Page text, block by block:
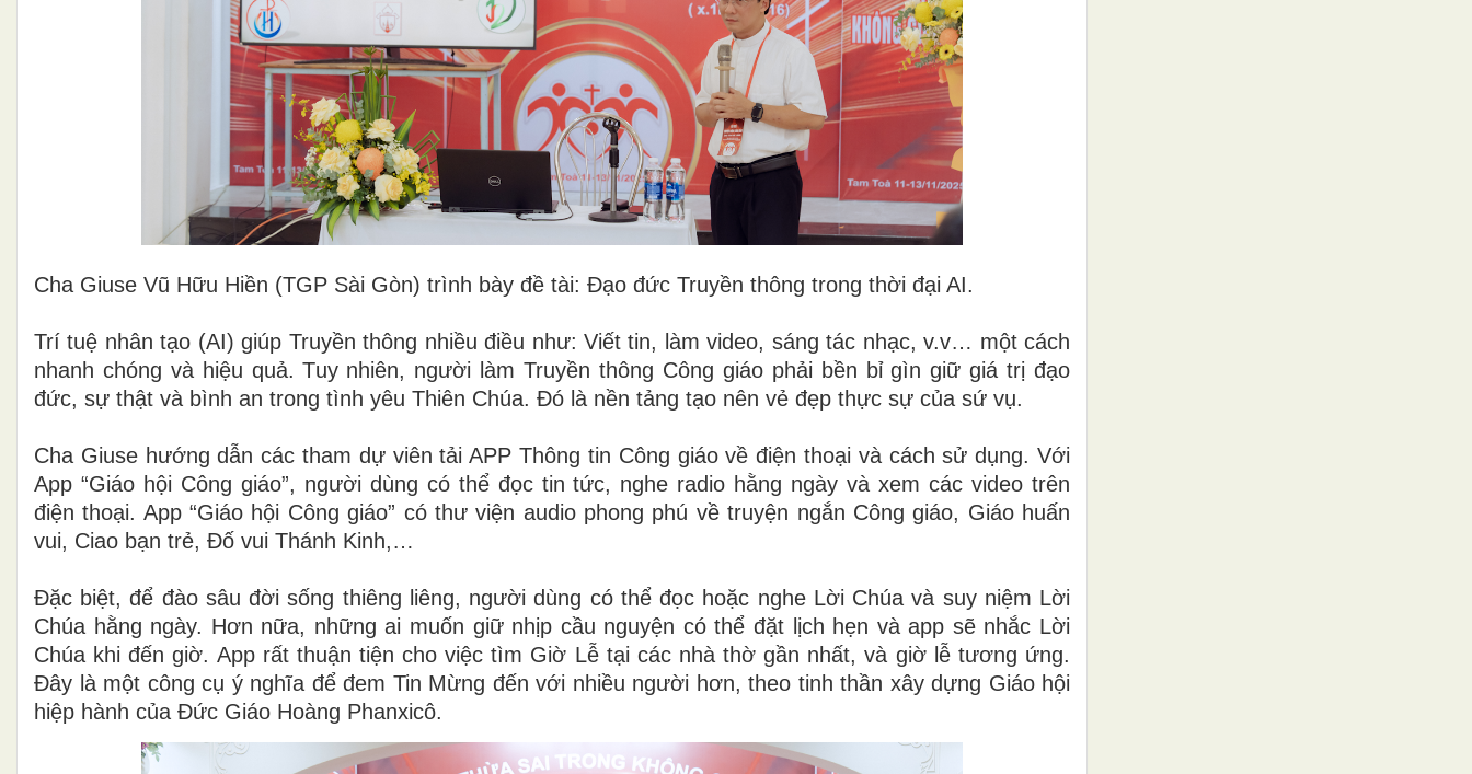
Cha Giuse Vũ Hữu Hiền (TGP Sài Gòn) trình bày đề tài: Đạo đức Truyền thông trong thời đại AI.
Trí tuệ nhân tạo (AI) giúp Truyền thông nhiều điều như: Viết tin, làm video, sáng tác nhạc, v.v… một cách
nhanh chóng và hiệu quả. Tuy nhiên, người làm Truyền thông Công giáo phải bền bỉ gìn giữ giá trị đạo
đức, sự thật và bình an trong tình yêu Thiên Chúa. Đó là nền tảng tạo nên vẻ đẹp thực sự của sứ vụ.
Cha Giuse hướng dẫn các tham dự viên tải APP Thông tin Công giáo về điện thoại và cách sử dụng. Với
App “Giáo hội Công giáo”, người dùng có thể đọc tin tức, nghe radio hằng ngày và xem các video trên
điện thoại. App “Giáo hội Công giáo” có thư viện audio phong phú về truyện ngắn Công giáo, Giáo huấn
vui, Ciao bạn trẻ, Đố vui Thánh Kinh,…
Đặc biệt, để đào sâu đời sống thiêng liêng, người dùng có thể đọc hoặc nghe Lời Chúa và suy niệm Lời
Chúa hằng ngày. Hơn nữa, những ai muốn giữ nhịp cầu nguyện có thể đặt lịch hẹn và app sẽ nhắc Lời
Chúa khi đến giờ. App rất thuận tiện cho việc tìm Giờ Lễ tại các nhà thờ gần nhất, và giờ lễ tương ứng.
Đây là một công cụ ý nghĩa để đem Tin Mừng đến với nhiều người hơn, theo tinh thần xây dựng Giáo hội
hiệp hành của Đức Giáo Hoàng Phanxicô.